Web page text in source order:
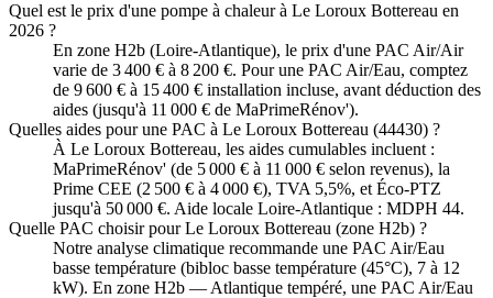
Quel est le prix d'une pompe à chaleur à Le Loroux Bottereau en
2026 ?
En zone H2b (Loire-Atlantique), le prix d'une PAC Air/Air
varie de 3 400 € à 8 200 €. Pour une PAC Air/Eau, comptez
de 9 600 € à 15 400 € installation incluse, avant déduction des
aides (jusqu'à 11 000 € de MaPrimeRénov').
Quelles aides pour une PAC à Le Loroux Bottereau (44430) ?
À Le Loroux Bottereau, les aides cumulables incluent :
MaPrimeRénov' (de 5 000 € à 11 000 € selon revenus), la
Prime CEE (2 500 € à 4 000 €), TVA 5,5%, et Éco-PTZ
jusqu'à 50 000 €. Aide locale Loire-Atlantique : MDPH 44.
Quelle PAC choisir pour Le Loroux Bottereau (zone H2b) ?
Notre analyse climatique recommande une PAC Air/Eau
basse température (bibloc basse température (45°C), 7 à 12
kW). En zone H2b — Atlantique tempéré, une PAC Air/Eau